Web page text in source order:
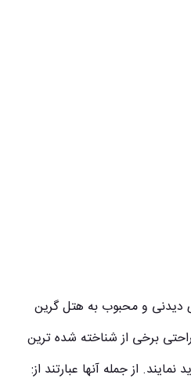
دیدنی و محبوب به هتل گرین
برخی از شناخته شده ترین
از جمله آنها عبارتند از: